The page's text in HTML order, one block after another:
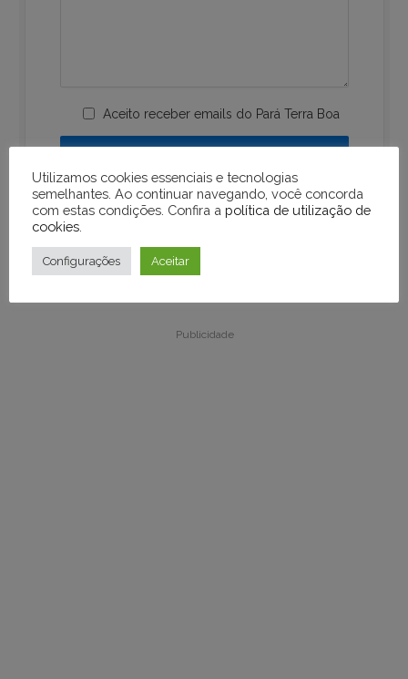
Aceito receber emails do Pará Terra Boa
Publicidade
Publicidade
Utilizamos cookies essenciais e tecnologias
semelhantes. Ao continuar navegando, você concorda
com estas condições. Confira a política de utilização de
cookies
Configurações Aceitar